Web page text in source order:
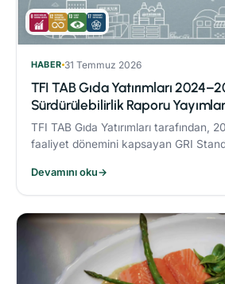
HABER 31 Temmuz 2026
TFI TAB Gıda Yatırımları
Sürdürülebilirlik Raporu
TFI TAB Gıda Yatırımları tarafından,
faaliyet dönemini kapsayan GRI
Devamını oku→